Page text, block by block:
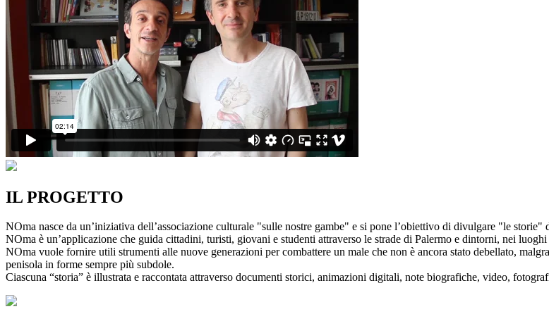
IL PROGETTO
NOma nasce da un’iniziativa dell’associazione culturale "sulle nostre gambe" e si pone l’obiettivo di divulgare "le
NOma è un’applicazione che guida cittadini, turisti, giovani e studenti attraverso le strade di Palermo e dintorni, nei
NOma vuole fornire utili strumenti alle nuove generazioni per combattere un male che non è ancora stato debellato,
penisola in forme sempre più subdole.
Ciascuna “storia” è illustrata e raccontata attraverso documenti storici, animazioni digitali, note biografiche, video,